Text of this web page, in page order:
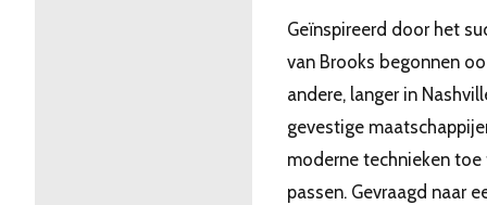
Geïnspireerd door het
van Brooks begonnen
andere, langer in
gevestige
moderne technieken toe
passen. Gevraagd naar